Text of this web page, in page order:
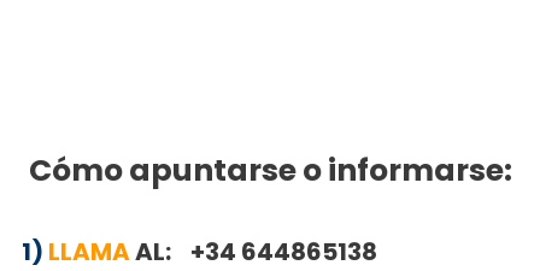
Cómo apuntarse o informarse:
1) LLAMAAL: +34 644865138